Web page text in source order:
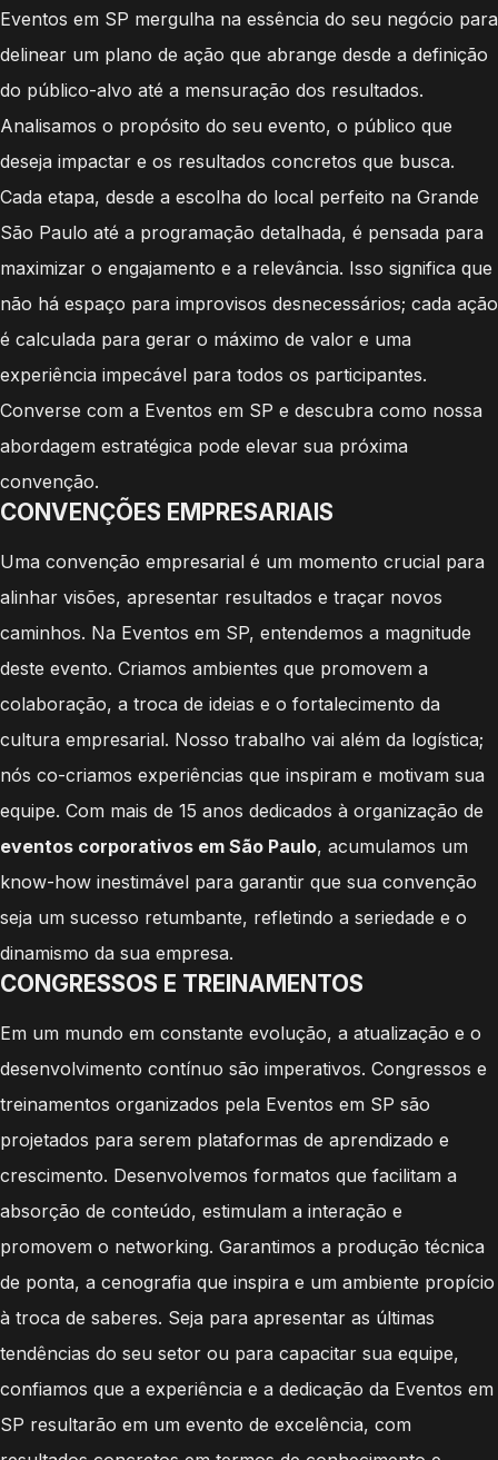
Eventos em SP mergulha na essência do seu negócio para
delinear um plano de ação que abrange desde a definição
do público-alvo até a mensuração dos resultados.
Analisamos o propósito do seu evento, o público que
deseja impactar e os resultados concretos que busca.
Cada etapa, desde a escolha do local perfeito na Grande
São Paulo até a programação detalhada, é pensada para
maximizar o engajamento e a relevância. Isso significa que
não há espaço para improvisos desnecessários; cada ação
é calculada para gerar o máximo de valor e uma
experiência impecável para todos os participantes.
Converse com a Eventos em SP e descubra como nossa
abordagem estratégica pode elevar sua próxima
convenção.
CONVENÇÕES EMPRESARIAIS
Uma convenção empresarial é um momento crucial para
alinhar visões, apresentar resultados e traçar novos
caminhos. Na Eventos em SP, entendemos a magnitude
deste evento. Criamos ambientes que promovem a
colaboração, a troca de ideias e o fortalecimento da
cultura empresarial. Nosso trabalho vai além da logística;
nós co-criamos experiências que inspiram e motivam sua
equipe. Com mais de 15 anos dedicados à organização de
eventos corporativos em São Paulo, acumulamos um
know-how inestimável para garantir que sua convenção
seja um sucesso retumbante, refletindo a seriedade e o
dinamismo da sua empresa.
CONGRESSOS E TREINAMENTOS
Em um mundo em constante evolução, a atualização e o
desenvolvimento contínuo são imperativos. Congressos e
treinamentos organizados pela Eventos em SP são
projetados para serem plataformas de aprendizado e
crescimento. Desenvolvemos formatos que facilitam a
absorção de conteúdo, estimulam a interação e
promovem o networking. Garantimos a produção técnica
de ponta, a cenografia que inspira e um ambiente propício
à troca de saberes. Seja para apresentar as últimas
tendências do seu setor ou para capacitar sua equipe,
confiamos que a experiência e a dedicação da Eventos em
SP resultarão em um evento de excelência, com